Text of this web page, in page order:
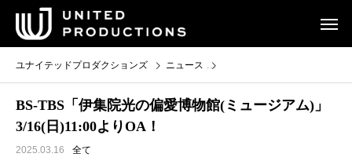
ユナイテッドプロダクションズ ニュース
BS-TBS「伊集院光の偏愛博物館(ミュージアム)」
3/16(日)11:00よりOA！
2025.03.16 全て